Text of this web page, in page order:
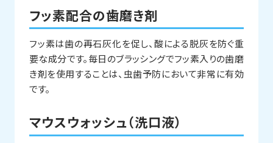
フッ素配合の歯磨き剤
フッ素は歯の再石灰化を促し、酸による脱灰を防ぐ重
要な成分です。毎日のブラッシングでフッ素入りの歯磨
き剤を使用することは、虫歯予防において非常に有効
です。
マウスウォッシュ（洗口液）